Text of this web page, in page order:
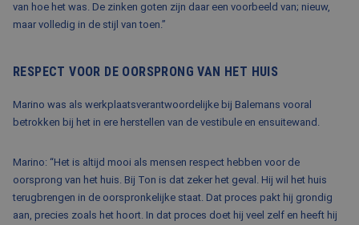
van hoe het was. De zinken goten zijn daar een voorbeeld van; nieuw,
maar volledig in de stijl van toen.”
RESPECT VOOR DE OORSPRONG VAN HET HUIS
Marino was als werkplaatsverantwoordelijke bij Balemans vooral
betrokken bij het in ere herstellen van de vestibule en ensuitewand.
Marino: “Het is altijd mooi als mensen respect hebben voor de
oorsprong van het huis. Bij Ton is dat zeker het geval. Hij wil het huis
terugbrengen in de oorspronkelijke staat. Dat proces pakt hij grondig
aan, precies zoals het hoort. In dat proces doet hij veel zelf en heeft hij